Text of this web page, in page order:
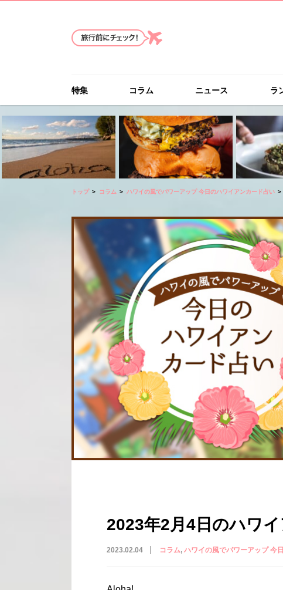
特集 コラム ニュース ラ
トップ コラム ハワイの風でパワーアップ 今日のハワイアンカード占い
2023年2月4日のハワ
2023.02.04 コラム ハワイの風でパワーアップ 今